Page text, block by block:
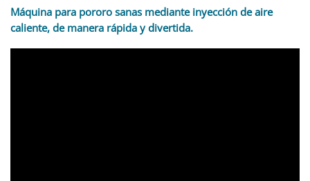
Máquina para pororo sanas mediante inyección de aire
caliente, de manera rápida y divertida.